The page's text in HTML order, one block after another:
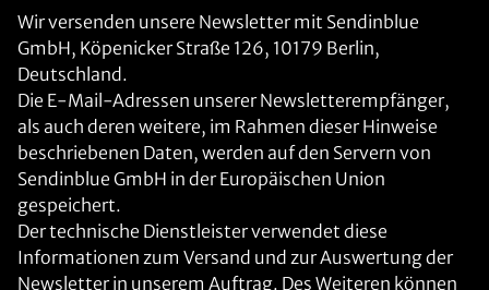
Wir versenden unsere Newsletter mit Sendinblue
GmbH, Köpenicker Straße 126, 10179 Berlin,
Deutschland.
Die E-Mail-Adressen unserer Newsletterempfänger,
als auch deren weitere, im Rahmen dieser Hinweise
beschriebenen Daten, werden auf den Servern von
Sendinblue GmbH in der Europäischen Union
gespeichert.
Der technische Dienstleister verwendet diese
Informationen zum Versand und zur Auswertung der
Newsletter in unserem Auftrag. Des Weiteren können